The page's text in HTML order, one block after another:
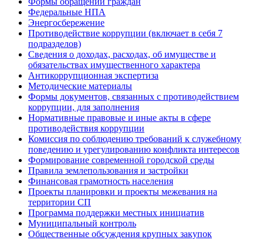
Федеральные НПА
Энергосбережение
Противодействие коррупции (включает в себя 7
подразделов)
Сведения о доходах, расходах, об имуществе и
обязательствах имущественного характера
Антикоррупционная экспертиза
Методические материалы
Формы документов, связанных с противодействием
коррупции, для заполнения
Нормативные правовые и иные акты в сфере
противодействия коррупции
Комиссия по соблюдению требований к служебному
поведению и урегулированию конфликта интересов
Формирование современной городской среды
Правила землепользования и застройки
Финансовая грамотность населения
Проекты планировки и проекты межевания на
территории СП
Программа поддержки местных инициатив
Муниципальный контроль
Общественные обсуждения крупных закупок